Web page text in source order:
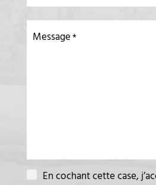
Message
En cochant cette case,